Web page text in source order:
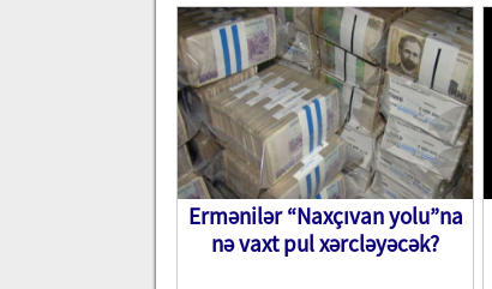
Ermənilər “Naxçıvan yolu”na
nə vaxt pul xərcləyəcək?